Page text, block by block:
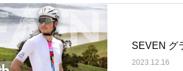
SEVEN グ
2023.12.16